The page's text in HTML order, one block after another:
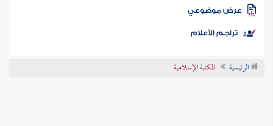
الكتب
موضوعي
تراجم الأعلام
الرئيسية المكتبة الإسلامية